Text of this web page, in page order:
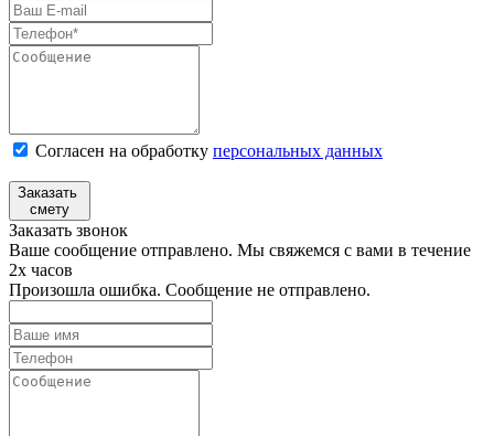
Согласен на обработку персональных данных
Заказать
смету
Заказать звонок
Ваше сообщение отправлено. Мы свяжемся с вами в течение
2х часов
Произошла ошибка. Сообщение не отправлено.